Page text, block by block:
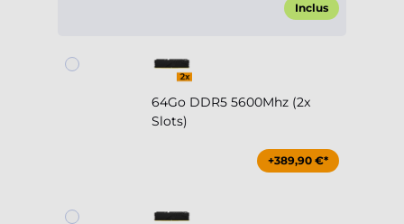
Inclus
64Go DDR5 5600Mhz (2x
Slots)
+389,90 €*